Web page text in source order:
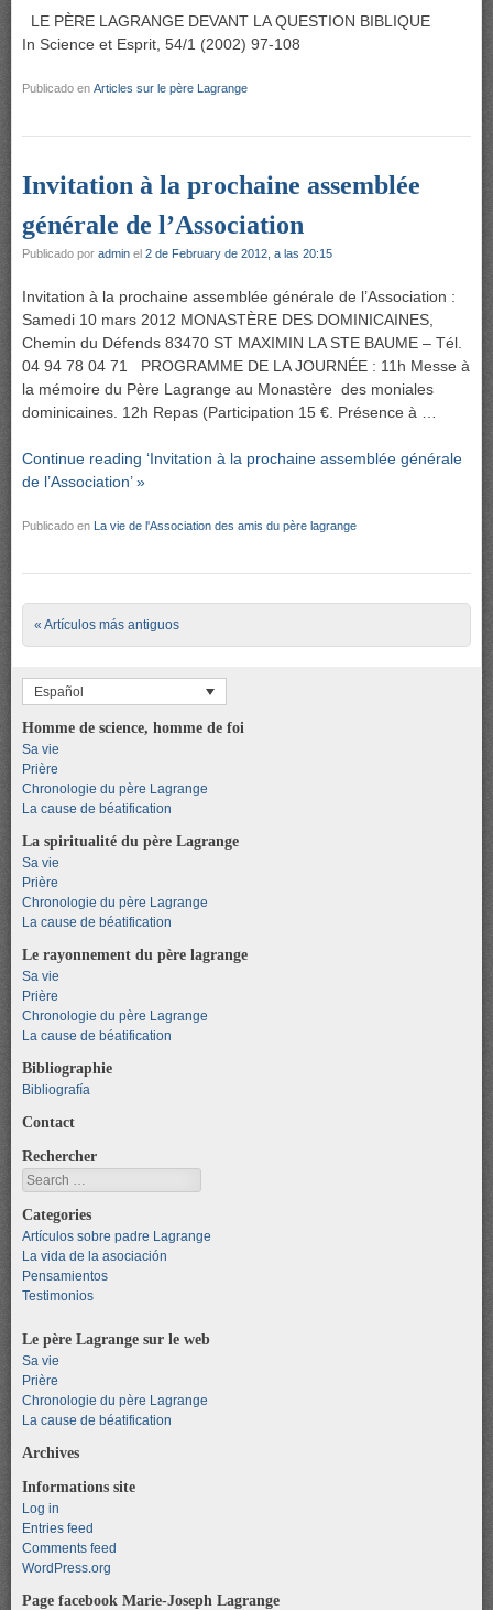
LE PÈRE LAGRANGE DEVANT LA QUESTION BIBLIQUE
In Science et Esprit, 54/1 (2002) 97-108
Publicado en Articles sur le père Lagrange
Invitation à la prochaine assemblée
générale de l’Association
Publicado por admin el 2 de February de 2012, a las 20:15
Invitation à la prochaine assemblée générale de l’Association :
Samedi 10 mars 2012 MONASTÈRE DES DOMINICAINES,
Chemin du Défends 83470 ST MAXIMIN LA STE BAUME – Tél.
04 94 78 04 71 PROGRAMME DE LA JOURNÉE : 11h Messe à
la mémoire du Père Lagrange au Monastère des moniales
dominicaines. 12h Repas (Participation 15 €. Présence à …
Continue reading ‘Invitation à la prochaine assemblée générale
de l’Association’ »
Publicado en La vie de l'Association des amis du père lagrange
Post navigation
« Artículos más antiguos
Español
Homme de science, homme de foi
Sa vie
Prière
Chronologie du père Lagrange
La cause de béatification
La spiritualité du père Lagrange
Sa vie
Prière
Chronologie du père Lagrange
La cause de béatification
Le rayonnement du père lagrange
Sa vie
Prière
Chronologie du père Lagrange
La cause de béatification
Bibliographie
Bibliografía
Contact
Rechercher
Search
Categories
Artículos sobre padre Lagrange
La vida de la asociación
Pensamientos
Testimonios
Le père Lagrange sur le web
Sa vie
Prière
Chronologie du père Lagrange
La cause de béatification
Archives
Informations site
Log in
Entries feed
Comments feed
WordPress.org
Page facebook Marie-Joseph Lagrange